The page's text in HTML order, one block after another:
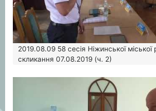
2019.08.09 58 сесія Ніжинської міської
скликання 07.08.2019 (ч. 2)